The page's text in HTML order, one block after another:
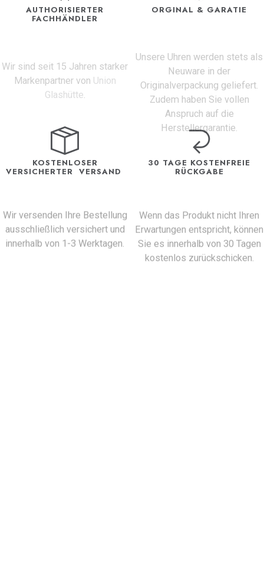
AUTHORISIERTER
FACHHÄNDLER
Wir sind seit 15 Jahren starker
Markenpartner von Union
Glashütte.
ORGINAL & GARATIE
Unsere Uhren werden stets als
Neuware in der
Originalverpackung geliefert.
Zudem haben Sie vollen
Anspruch auf die
Herstellergarantie.
KOSTENLOSER
VERSICHERTER VERSAND
Wir versenden Ihre Bestellung
ausschließlich versichert und
innerhalb von 1-3 Werktagen.
30 TAGE KOSTENFREIE
RÜCKGABE
Wenn das Produkt nicht Ihren
Erwartungen entspricht, können
Sie es innerhalb von 30 Tagen
kostenlos zurückschicken.